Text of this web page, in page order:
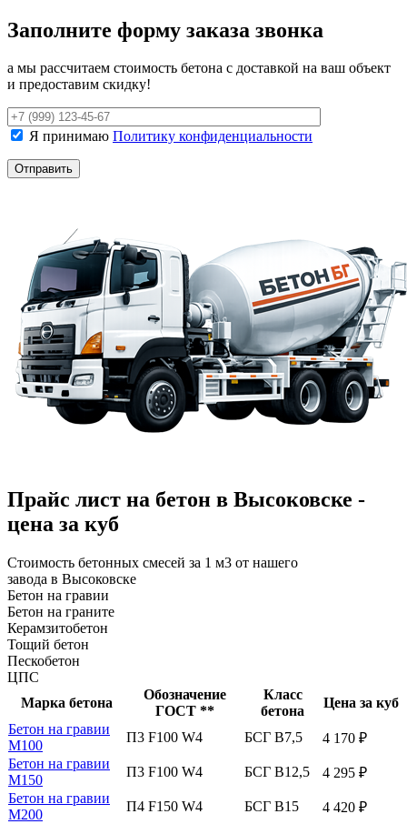
Заполните форму заказа звонка
а мы рассчитаем стоимость бетона с доставкой на ваш объект
и предоставим скидку!
Я принимаю Политику конфиденциальности
Прайс лист на бетон в Высоковске -
цена за куб
Стоимость бетонных смесей за 1 м3 от нашего
завода в Высоковске
Бетон на гравии
Бетон на граните
Керамзитобетон
Тощий бетон
Пескобетон
ЦПС
Марка бетона
Обозначение
ГОСТ **
Класс
бетона
Цена за куб
Бетон на гравии
М100
П3 F100 W4 БСГ В7,5
4 170 ₽
Бетон на гравии
М150
П3 F100 W4 БСГ В12,5
4 295 ₽
Бетон на гравии
М200
П4 F150 W4 БСГ В15 4 420 ₽